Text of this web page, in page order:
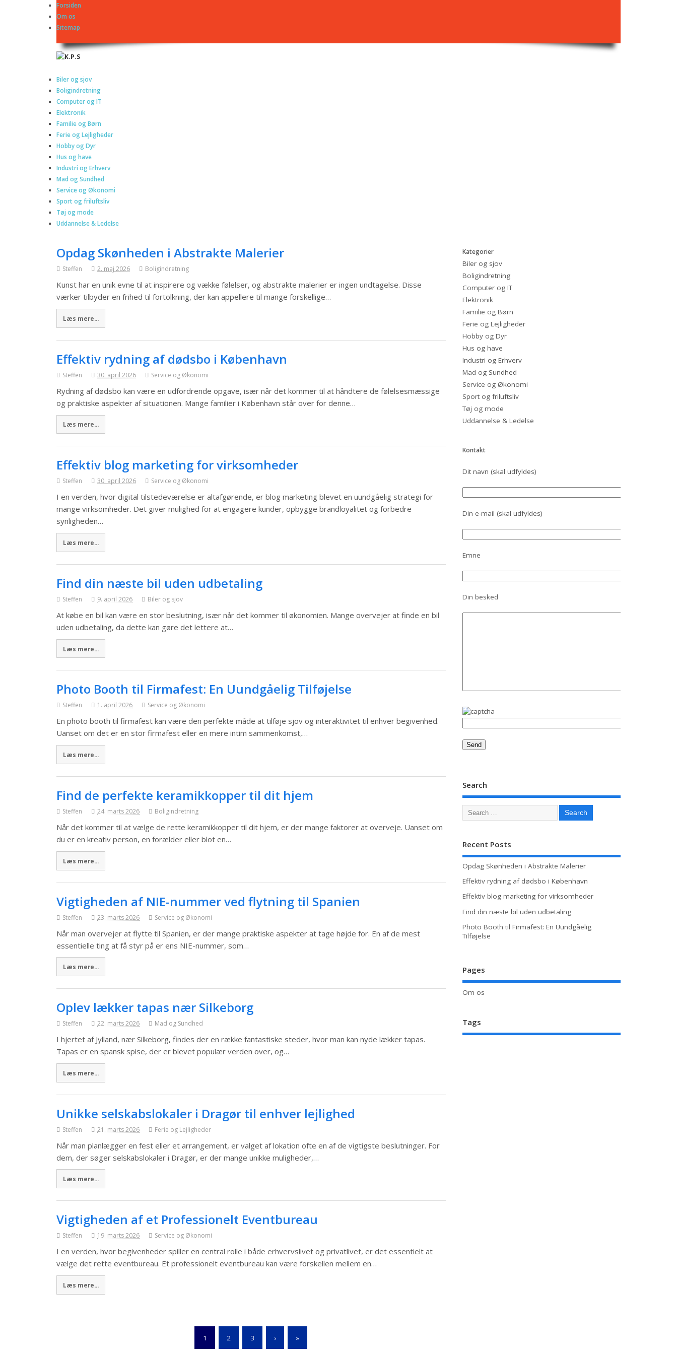
Forsiden
Om os
Sitemap
Biler og sjov
Boligindretning
Computer og IT
Elektronik
Familie og Børn
Ferie og Lejligheder
Hobby og Dyr
Hus og have
Industri og Erhverv
Mad og Sundhed
Service og Økonomi
Sport og friluftsliv
Tøj og mode
Uddannelse & Ledelse
Opdag Skønheden i Abstrakte Malerier
Steffen 2. maj 2026 Boligindretning
Kunst har en unik evne til at inspirere og vække følelser, og abstrakte malerier er ingen undtagelse. Disse
værker tilbyder en frihed til fortolkning, der kan appellere til mange forskellige…
Læs mere...
Effektiv rydning af dødsbo i København
Steffen 30. april 2026 Service og Økonomi
Rydning af dødsbo kan være en udfordrende opgave, især når det kommer til at håndtere de følelsesmæssige
og praktiske aspekter af situationen. Mange familier i København står over for denne…
Læs mere...
Effektiv blog marketing for virksomheder
Steffen 30. april 2026 Service og Økonomi
I en verden, hvor digital tilstedeværelse er altafgørende, er blog marketing blevet en uundgåelig strategi for
mange virksomheder. Det giver mulighed for at engagere kunder, opbygge brandloyalitet og forbedre
synligheden…
Læs mere...
Find din næste bil uden udbetaling
Steffen 9. april 2026 Biler og sjov
At købe en bil kan være en stor beslutning, især når det kommer til økonomien. Mange overvejer at finde en bil
uden udbetaling, da dette kan gøre det lettere at…
Læs mere...
Photo Booth til Firmafest: En Uundgåelig Tilføjelse
Steffen 1. april 2026 Service og Økonomi
En photo booth til firmafest kan være den perfekte måde at tilføje sjov og interaktivitet til enhver begivenhed.
Uanset om det er en stor firmafest eller en mere intim sammenkomst,…
Læs mere...
Find de perfekte keramikkopper til dit hjem
Steffen 24. marts 2026 Boligindretning
Når det kommer til at vælge de rette keramikkopper til dit hjem, er der mange faktorer at overveje. Uanset om
du er en kreativ person, en forælder eller blot en…
Læs mere...
Vigtigheden af NIE-nummer ved flytning til Spanien
Steffen 23. marts 2026 Service og Økonomi
Når man overvejer at flytte til Spanien, er der mange praktiske aspekter at tage højde for. En af de mest
essentielle ting at få styr på er ens NIE-nummer, som…
Læs mere...
Oplev lækker tapas nær Silkeborg
Steffen 22. marts 2026 Mad og Sundhed
I hjertet af Jylland, nær Silkeborg, findes der en række fantastiske steder, hvor man kan nyde lækker tapas.
Tapas er en spansk spise, der er blevet populær verden over, og…
Læs mere...
Unikke selskabslokaler i Dragør til enhver lejlighed
Steffen 21. marts 2026 Ferie og Lejligheder
Når man planlægger en fest eller et arrangement, er valget af lokation ofte en af de vigtigste beslutninger. For
dem, der søger selskabslokaler i Dragør, er der mange unikke muligheder,…
Læs mere...
Vigtigheden af et Professionelt Eventbureau
Steffen 19. marts 2026 Service og Økonomi
I en verden, hvor begivenheder spiller en central rolle i både erhvervslivet og privatlivet, er det essentielt at
vælge det rette eventbureau. Et professionelt eventbureau kan være forskellen mellem en…
Læs mere...
1 2 3 › »
Kategorier
Biler og sjov
Boligindretning
Computer og IT
Elektronik
Familie og Børn
Ferie og Lejligheder
Hobby og Dyr
Hus og have
Industri og Erhverv
Mad og Sundhed
Service og Økonomi
Sport og friluftsliv
Tøj og mode
Uddannelse & Ledelse
Kontakt
Dit navn (skal udfyldes)
Din e-mail (skal udfyldes)
Emne
Din besked
Search
Recent Posts
Opdag Skønheden i Abstrakte Malerier
Effektiv rydning af dødsbo i København
Effektiv blog marketing for virksomheder
Find din næste bil uden udbetaling
Photo Booth til Firmafest: En Uundgåelig
Tilføjelse
Pages
Om os
Tags